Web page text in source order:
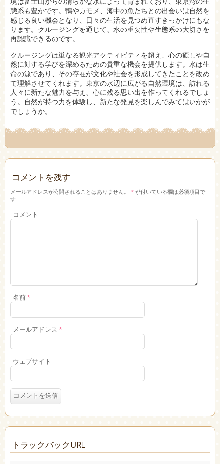
態系も豊かです。鴨やカモメ、海中の魚たちとの出会いは自然を
感じる良い機会となり、日々の生活を見つめ直すきっかけにもな
ります。クルージングを通じて、水の重要性や生態系の大切さを
再認識できるのです。
クルージングは単なる観光アクティビティを超え、心の癒しや自
然に対する学びを深めるための貴重な機会を提供します。水は生
命の源であり、その存在が文化や社会を形成してきたことを改め
て理解させてくれます。東京の水辺に広がる自然環境は、訪れる
人々に新たな魅力を与え、心に残る思い出を作ってくれるでしょ
う。自然が持つ力を体験し、新たな発見を楽しんでみてはいかが
でしょうか。
コメントを残す
メールアドレスが公開されることはありません。 * が付いている欄は必須項目で
す
コメント
名前*
メールアドレス *
ウェブサイト
トラックバックURL